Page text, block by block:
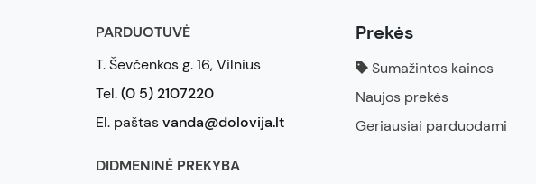
PARDUOTUVĖ
T. Ševčenkos g. 16, Vilnius
Tel.(0 5) 2107220
El. paštasvanda@dolovija.lt
DIDMENINĖ PREKYBA
Prekės
Sumažintos kainos
Naujos prekės
Geriausiai parduodami